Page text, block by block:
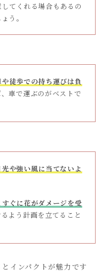
してくれる場合もあるの
う。
徒歩での持ち運びは負
車で運ぶのがベストで
や強い風に当てないよ
ぐに花がダメージを受
よう計画を立てること
インパクトが魅力です